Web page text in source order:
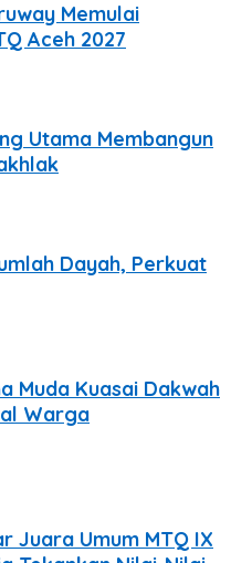
Memulai
Aceh 2027
Utama Membangun
Dayah, Perkuat
Muda Kuasai Dakwah
Warga
Juara Umum MTQ IX